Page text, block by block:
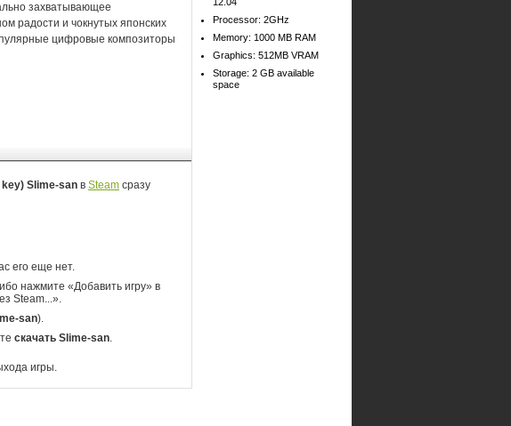
захватывающее
радости и чокнутых японских
цифровые композиторы
Slime-san в Steam сразу
его еще нет.
нажмите «Добавить игру» в
Steam...».
san).
скачать Slime-san.
игры.
Processor: 2GHz
Memory: 1000 MB RAM
Graphics: 512MB VRAM
Storage: 2 GB available
space